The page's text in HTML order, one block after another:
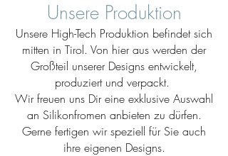
Unsere Produktion
Unsere High-Tech Produktion befindet sich
mitten in Tirol. Von hier aus werden der
Großteil unserer Designs entwickelt,
produziert und verpackt.
Wir freuen uns Dir eine exklusive Auswahl
an Silikonfromen anbieten zu dürfen.
Gerne fertigen wir speziell für Sie auch
ihre eigenen Designs.